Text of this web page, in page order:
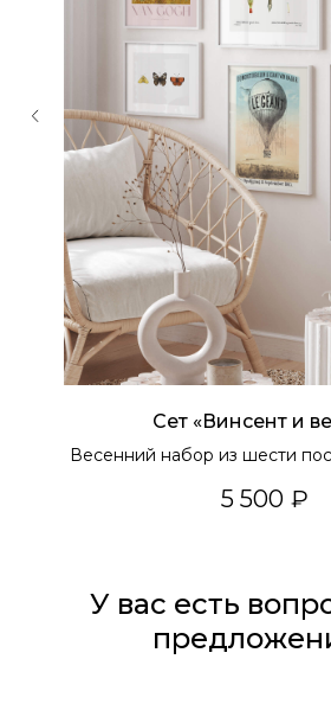
Сет «Винсент и
Весенний набор из шести
5 500 ₽
У вас есть